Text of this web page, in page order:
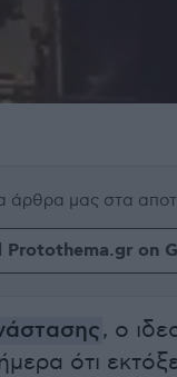
άρθρα μας στα
Protothema.gr on
, ο
ότι